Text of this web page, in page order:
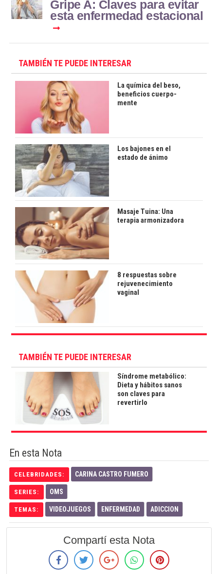
Gripe A: Claves para evitar
esta enfermedad estacional
TAMBIÉN TE PUEDE INTERESAR
La química del beso,
beneficios cuerpo-
mente
Los bajones en el
estado de ánimo
Masaje Tuina: Una
terapia armonizadora
8 respuestas sobre
rejuvenecimiento
vaginal
TAMBIÉN TE PUEDE INTERESAR
Síndrome metabólico:
Dieta y hábitos sanos
son claves para
revertirlo
En esta Nota
CELEBRIDADES: CARINA CASTRO FUMERO
SERIES: OMS
TEMAS: VIDEOJUEGOS ENFERMEDAD ADICCION
Compartí esta Nota